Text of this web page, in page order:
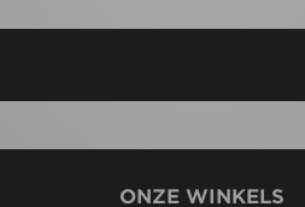
ONZE WINKELS